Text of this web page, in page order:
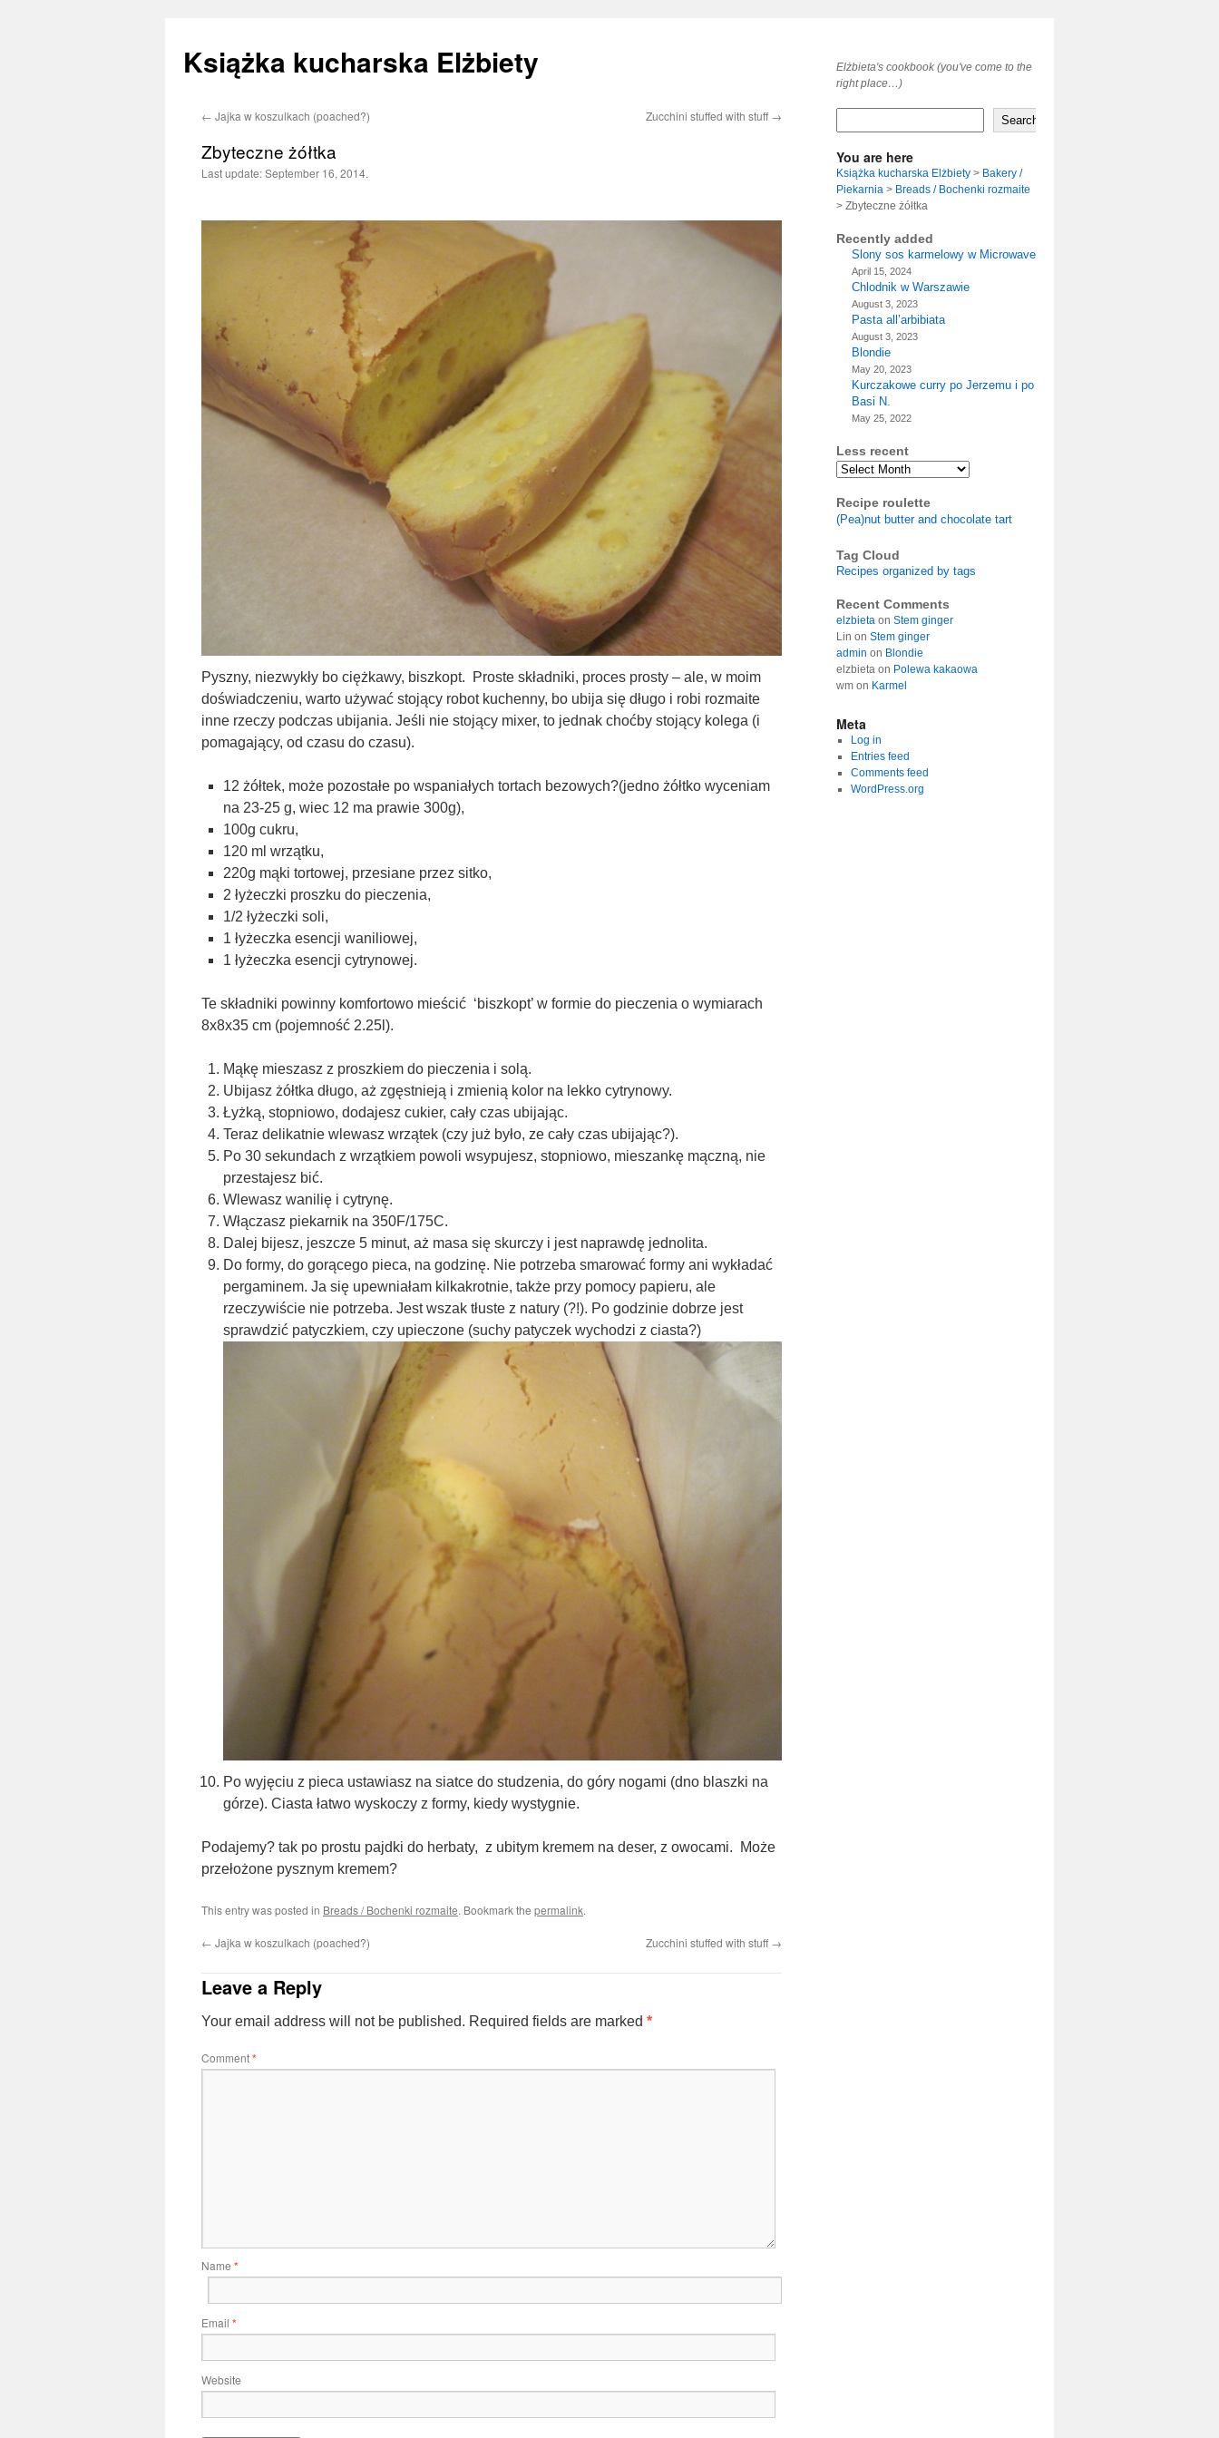
Książka kucharska Elżbiety
Elżbieta's cookbook (you've come to the
right place…)
Skip
← Jajka w koszulkach (poached?) Zucchini stuffed with stuff →
Zbyteczne żółtka
Last update:September 16, 2014.
Pyszny, niezwykły bo ciężkawy, biszkopt. Proste składniki, proces prosty – ale, w moim
doświadczeniu, warto używać stojący robot kuchenny, bo ubija się długo i robi rozmaite
inne rzeczy podczas ubijania. Jeśli nie stojący mixer, to jednak choćby stojący kolega (i
pomagający, od czasu do czasu).
12 żółtek, może pozostałe po wspaniałych tortach bezowych?(jedno żółtko wyceniam
na 23-25 g, wiec 12 ma prawie 300g),
100g cukru,
120 ml wrzątku,
220g mąki tortowej, przesiane przez sitko,
2 łyżeczki proszku do pieczenia,
1/2 łyżeczki soli,
1 łyżeczka esencji waniliowej,
1 łyżeczka esencji cytrynowej.
Te składniki powinny komfortowo mieścić ‘biszkopt’ w formie do pieczenia o wymiarach
8x8x35 cm (pojemność 2.25l).
Mąkę mieszasz z proszkiem do pieczenia i solą.
Ubijasz żółtka długo, aż zgęstnieją i zmienią kolor na lekko cytrynowy.
Łyżką, stopniowo, dodajesz cukier, cały czas ubijając.
Teraz delikatnie wlewasz wrzątek (czy już było, ze cały czas ubijając?).
Po 30 sekundach z wrzątkiem powoli wsypujesz, stopniowo, mieszankę mączną, nie
przestajesz bić.
Wlewasz wanilię i cytrynę.
Włączasz piekarnik na 350F/175C.
Dalej bijesz, jeszcze 5 minut, aż masa się skurczy i jest naprawdę jednolita.
Do formy, do gorącego pieca, na godzinę. Nie potrzeba smarować formy ani wykładać
pergaminem. Ja się upewniałam kilkakrotnie, także przy pomocy papieru, ale
rzeczywiście nie potrzeba. Jest wszak tłuste z natury (?!). Po godzinie dobrze jest
sprawdzić patyczkiem, czy upieczone (suchy patyczek wychodzi z ciasta?)
Po wyjęciu z pieca ustawiasz na siatce do studzenia, do góry nogami (dno blaszki na
górze). Ciasta łatwo wyskoczy z formy, kiedy wystygnie.
Podajemy? tak po prostu pajdki do herbaty, z ubitym kremem na deser, z owocami. Może
przełożone pysznym kremem?
This entry was posted in Breads / Bochenki rozmaite. Bookmark the permalink.
← Jajka w koszulkach (poached?) Zucchini stuffed with stuff →
Leave a Reply
Your email address will not be published. Required fields are marked *
Comment*
Name *
Email *
Website
Search
You are here
Książka kucharska Elżbiety > Bakery /
Piekarnia > Breads / Bochenki rozmaite
> Zbyteczne żółtka
Recently added
Slony sos karmelowy w Microwave
April 15, 2024
Chlodnik w Warszawie
August 3, 2023
Pasta all’arbibiata
August 3, 2023
Blondie
May 20, 2023
Kurczakowe curry po Jerzemu i po
Basi N.
May 25, 2022
Less recent
Archives
Recipe roulette
(Pea)nut butter and chocolate tart
Tag Cloud
Recipes organized by tags
Recent Comments
elzbieta on Stem ginger
Lin on Stem ginger
admin on Blondie
elzbieta on Polewa kakaowa
wm on Karmel
Meta
Log in
Entries feed
Comments feed
WordPress.org